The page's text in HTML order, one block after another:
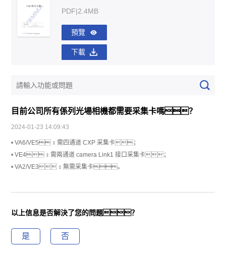
PDF|2.4MB
預覽
下載
目前公司所有係列光場相機都需要采集卡嗎？
2024-01-23 14:09:43
• VA6/VE5：需四通道 CXP 采集卡；
• VE4：需兩通道 camera Link1 接口采集卡；
• VA2/VE3：無需采集卡。
以上信息是否解決了您的問題？
是 否